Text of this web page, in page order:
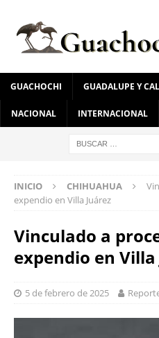
GUACHOCHI GUADALUPE Y
NACIONAL INTERNACIONAL
INICIO CHIHUAHUA
expendio en Villa Juárez
Vinculado a
expendio en Villa
5 de febrero de 2025